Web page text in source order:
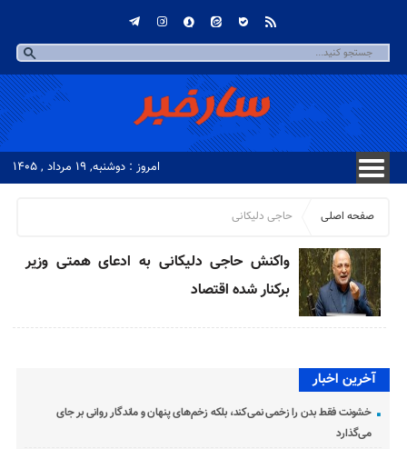
امروز : دوشنبه, ۱۹ مرداد , ۱۴۰۵
صفحه اصلی حاجی دلیکانی
واکنش حاجی دلیکانی به ادعای همتی وزیر
برکنار شده اقتصاد
آخرین اخبار
خشونت فقط بدن را زخمی نمی‌کند، بلکه زخم‌های پنهان و ماندگار روانی بر جای
می‌گذارد